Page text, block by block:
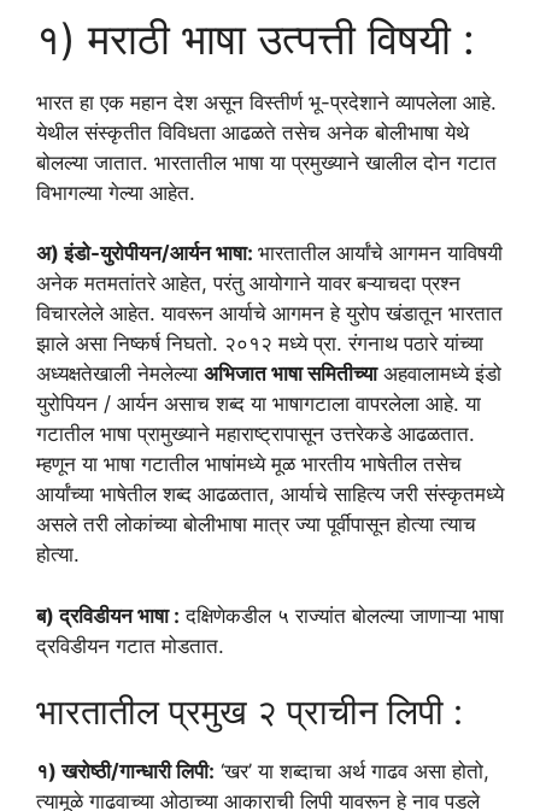
१) मराठी भाषा उत्पत्ती विषयी :
भारत हा एक महान देश असून विस्तीर्ण भू-प्रदेशाने व्यापलेला आहे.
येथील संस्कृतीत विविधता आढळते तसेच अनेक बोलीभाषा येथे
बोलल्या जातात. भारतातील भाषा या प्रमुख्याने खालील दोन गटात
विभागल्या गेल्या आहेत.
अ) इंडो-युरोपीयन/आर्यन भाषा: भारतातील आर्यांचे आगमन याविषयी
अनेक मतमतांतरे आहेत, परंतु आयोगाने यावर बऱ्याचदा प्रश्न
विचारलेले आहेत. यावरून आर्याचे आगमन हे युरोप खंडातून भारतात
झाले असा निष्कर्ष निघतो. २०१२ मध्ये प्रा. रंगनाथ पठारे यांच्या
अध्यक्षतेखाली नेमलेल्या अभिजात भाषा समितीच्याअहवालामध्ये इंडो
युरोपियन / आर्यन असाच शब्द या भाषागटाला वापरलेला आहे. या
गटातील भाषा प्रामुख्याने महाराष्ट्रापासून उत्तरेकडे आढळतात.
म्हणून या भाषा गटातील भाषांमध्ये मूळ भारतीय भाषेतील तसेच
आर्यांच्या भाषेतील शब्द आढळतात, आर्याचे साहित्य जरी संस्कृतमध्ये
असले तरी लोकांच्या बोलीभाषा मात्र ज्या पूर्वीपासून होत्या त्याच
होत्या.
ब) द्रविडीयन भाषा : दक्षिणेकडील ५ राज्यांत बोलल्या जाणाऱ्या भाषा
द्रविडीयन गटात मोडतात.
भारतातील प्रमुख २ प्राचीन लिपी :
१) खरोष्ठी/गान्धारी लिपी: ‘खर’ या शब्दाचा अर्थ गाढव असा होतो,
त्यामूळे गाढवाच्या ओठाच्या आकाराची लिपी यावरून हे नाव पडले